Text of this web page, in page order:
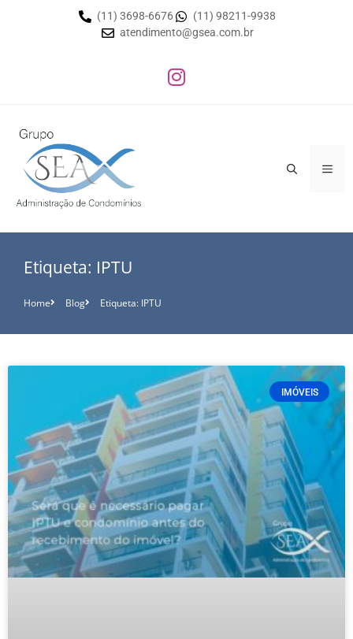
(11) 3698-6676
(11) 98211-9938
atendimento@gsea.com.br
Etiqueta: IPTU
Home Blog Etiqueta: IPTU
IMÓVEIS